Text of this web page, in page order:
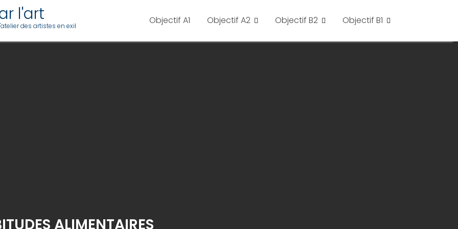
l'art
des artistes en exil Objectif A1 Objectif A2 Objectif B2 Objectif B1
ALIMENTAIRES